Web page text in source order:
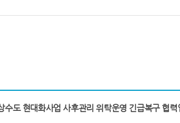
수도 현대화사업 사후관리 위탁운영 긴급복구 협력